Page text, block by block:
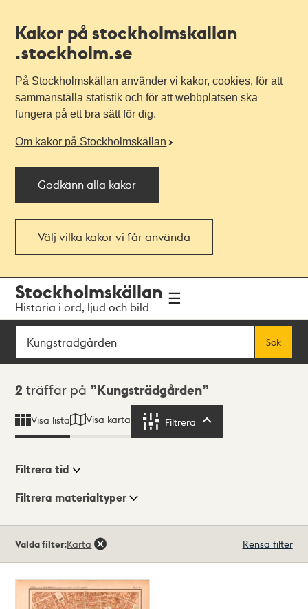
Kakor på stockholmskallan
.stockholm.se
På Stockholmskällan använder vi kakor, cookies, för att
sammanställa statistik och för att webbplatsen ska
fungera på ett bra sätt för dig.
Om kakor på Stockholmskällan
Godkänn alla kakor
Välj vilka kakor vi får använda
navigationen
huvudinnehållet
Stockholmskällan
Historia i ord, ljud och bild
Sök
Sök
Sökresultat
2 träffar på Kungsträdgården
Visa lista Visa karta Filtrera
Visningsläge
Filtrera tid
Filtrera materialtyper
träffar
Valda filter:Karta Rensa filter